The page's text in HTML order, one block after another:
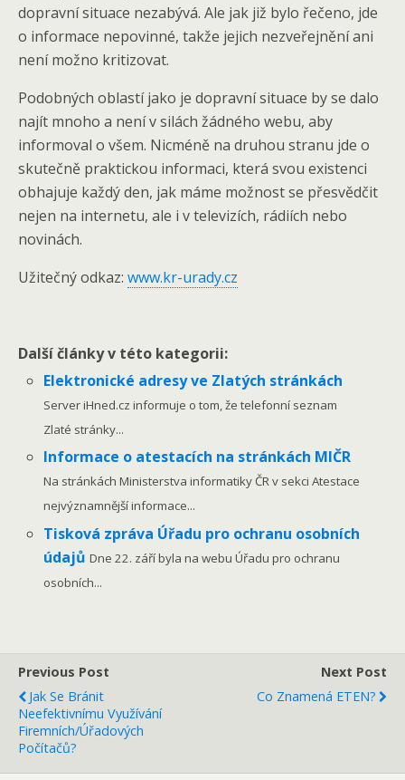
dopravní situace nezabývá. Ale jak již bylo řečeno, jde
o informace nepovinné, takže jejich nezveřejnění ani
není možno kritizovat.
Podobných oblastí jako je dopravní situace by se dalo
najít mnoho a není v silách žádného webu, aby
informoval o všem. Nicméně na druhou stranu jde o
skutečně praktickou informaci, která svou existenci
obhajuje každý den, jak máme možnost se přesvědčit
nejen na internetu, ale i v televizích, rádiích nebo
novinách.
Užitečný odkaz: www.kr-urady.cz
Další články v této kategorii:
Elektronické adresy ve Zlatých stránkách
Server iHned.cz informuje o tom, že telefonní seznam
Zlaté stránky...
Informace o atestacích na stránkách MIČR
Na stránkách Ministerstva informatiky ČR v sekci Atestace
nejvýznamnější informace...
Tisková zpráva Úřadu pro ochranu osobních
údajůDne 22. září byla na webu Úřadu pro ochranu
osobních...
Previous Post
Jak Se Bránit
Neefektivnímu Využívání
Firemních/úřadových
Počítačů?
Next Post
Co Znamená ETEN?